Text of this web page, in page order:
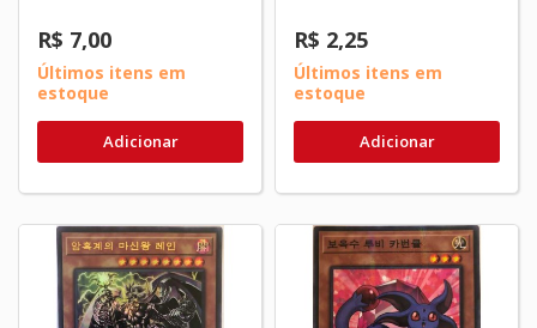
R$ 7,00
Últimos itens em
estoque
Adicionar
R$ 2,25
Últimos itens em
estoque
Adicionar